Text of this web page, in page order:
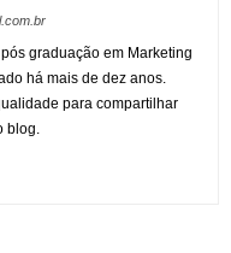
graduação em Marketing
há mais de dez anos.
para compartilhar
blog.